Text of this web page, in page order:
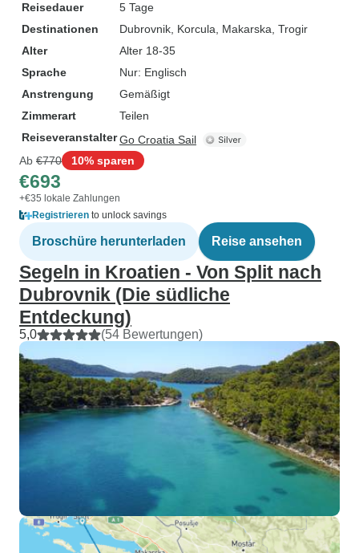
Reisedauer
5 Tage
Destinationen
Dubrovnik , Korcula , Makarska , Trogir
Alter
Alter 18-35
Sprache
Nur: Englisch
Anstrengung
Gemäßigt
Zimmerart
Teilen
ReiseveranstalterGo Croatia Sail
Ab €770 10% sparen
€693
+€35 lokale Zahlungen
Registrieren to unlock savings
Broschüre herunterladen Reise ansehen
Segeln in Kroatien - Von Split nach
Dubrovnik (Die südliche
Entdeckung)
5,0 (54 Bewertungen)